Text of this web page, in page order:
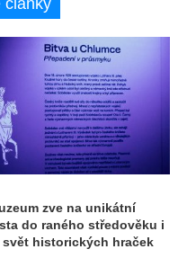
články
zve na unikátní
do raného středověku i
historických hraček